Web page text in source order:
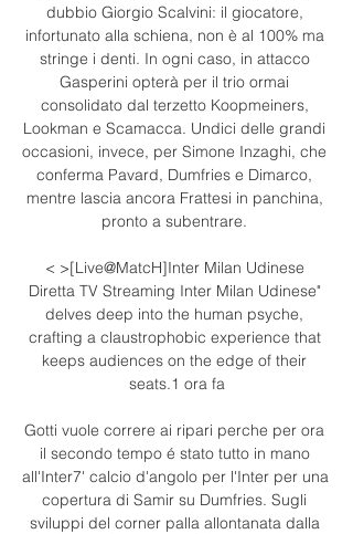
dubbio Giorgio Scalvini: il giocatore,
infortunato alla schiena, non è al 100% ma
stringe i denti. In ogni caso, in attacco
Gasperini opterà per il trio ormai
consolidato dal terzetto Koopmeiners,
Lookman e Scamacca. Undici delle grandi
occasioni, invece, per Simone Inzaghi, che
conferma Pavard, Dumfries e Dimarco,
mentre lascia ancora Frattesi in panchina,
pronto a subentrare.
< >[Live@MatcH]Inter Milan Udinese
Diretta TV Streaming Inter Milan Udinese"
delves deep into the human psyche,
crafting a claustrophobic experience that
keeps audiences on the edge of their
seats.1 ora fa
Gotti vuole correre ai ripari perche per ora
il secondo tempo é stato tutto in mano
all'Inter7' calcio d'angolo per l'Inter per una
copertura di Samir su Dumfries. Sugli
sviluppi del corner palla allontanata dalla